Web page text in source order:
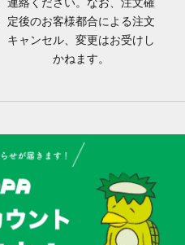
定後のお客様都合による注文
キャンセル、変更はお受けし
かねます。